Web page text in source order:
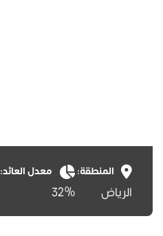
المنطقة:
الرياض
معدل العائد:
32%